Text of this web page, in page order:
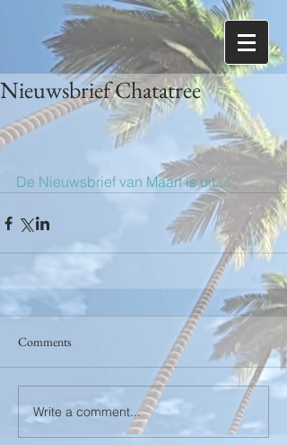
Nieuwsbrief Chatatree
De Nieuwsbrief van Maart is uit....
Comments
Write a comment...